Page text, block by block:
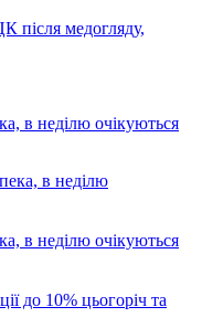
після медогляду,
в неділю очікуються
в неділю очікуються